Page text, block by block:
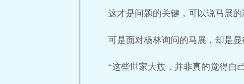
这才是问题的关键，可以说马展
可是面对杨林询问的马展，却是显
“这些世家大族，并非真的觉得自